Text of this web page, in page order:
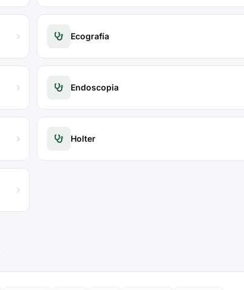
Ecografía
Endoscopia
Holter